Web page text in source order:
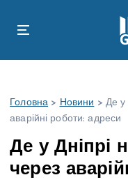
Головна > Новини > Де у
аварійні роботи: адреси
Де у Дніпрі
через